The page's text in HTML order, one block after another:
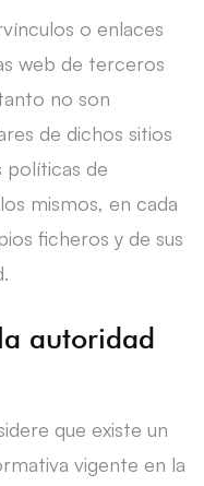
o enlaces
web de terceros
no son
de dichos sitios
políticas de
mismos, en cada
ficheros y de sus
autoridad
que existe un
vigente en la